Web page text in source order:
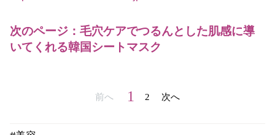
次のページ：毛穴ケアでつるんとした肌感に導
いてくれる韓国シートマスク
前へ 1 2 次へ